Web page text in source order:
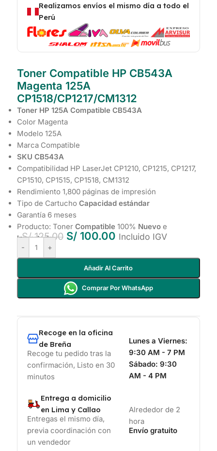
Realizamos envíos el mismo día a todo el
Perú
Toner Compatible HP CB543A
Magenta 125A
CP1518/CP1217/CM1312
Toner HP 125A Compatible CB543A
Color Magenta
Modelo 125A
Marca Compatible
SKU CB543A
Compatibilidad HP LaserJet CP1210, CP1215, CP1217,
CP1510, CP1515, CP1518, CM1312
Rendimiento 1,800 páginas de impresión
Tipo de Cartucho Capacidad estándar
Garantía 6 meses
Producto: Toner Compatible 100% Nuevo e
Importado
S/125.00 S/ 100.00 Incluido IGV
- +
Añadir Al Carrito
Comprar Por WhatsApp
Recoge en la oficina
de Breña
Recoge tu pedido tras la
confirmación, Listo en 30
minutos
Lunes a Viernes:
9:30 AM - 7 PM
Sábado: 9:30
AM - 4 PM
Entrega a domicilio
en Lima y Callao
Entregas el mismo día,
previa coordinación con
un vendedor
Alrededor de 2
hora
Envío gratuito